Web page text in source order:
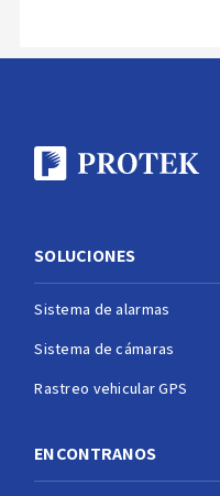
SOLUCIONES
Sistema de alarmas
Sistema de cámaras
Rastreo vehicular GPS
ENCONTRANOS